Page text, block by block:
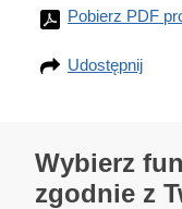
Pobierz PDF
Udostępnij
Wybierz
zgodnie z